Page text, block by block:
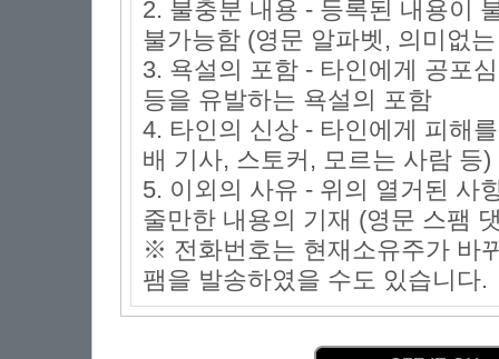
2. 불충분 내용 - 등록된 내용이
불가능함 (영문 알파벳, 의미없
3. 욕설의 포함 - 타인에게 공포
등을 유발하는 욕설의 포함
4. 타인의 신상 - 타인에게 피해
배 기사, 스토커, 모르는 사람 등)
5. 이외의 사유 - 위의 열거된 사
줄만한 내용의 기재 (영문 스팸
※ 전화번호는 현재소유주가 바
팸을 발송하였을 수도 있습니다.